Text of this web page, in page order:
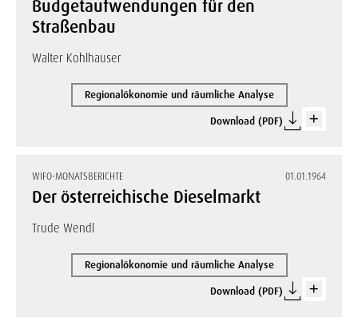
Budgetaufwendungen für den
Straßenbau
Walter Kohlhauser
Regionalökonomie und räumliche Analyse
Download (PDF)
WIFO-MONATSBERICHTE 01.01.1964
Der österreichische Dieselmarkt
Trude Wendl
Regionalökonomie und räumliche Analyse
Download (PDF)